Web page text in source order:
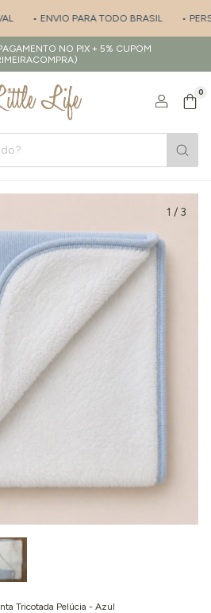
• ENVIO PARA TODO BRASIL •
NO PIX + 5% CUPOM
0
1 / 3
Tricotada Pelúcia - Azul